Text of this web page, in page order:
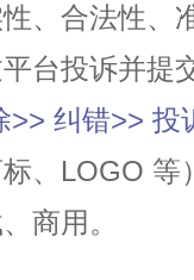
、合法性、
台投诉并提
>> 纠错>> 投
、LOGO
商用。